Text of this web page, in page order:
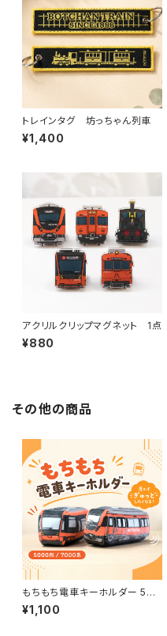
トレインタグ 坊っちゃん列車
¥1,400
アクリルクリップマグネット 1点
¥880
その他の商品
もちもち電車キーホルダー 500
0形／7000系
¥1,100